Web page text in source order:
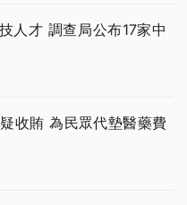
人才 調查局公布17家中
收賄 為民眾代墊醫藥費